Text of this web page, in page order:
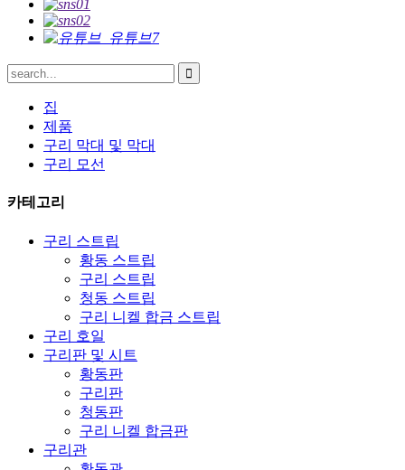
집
제품
구리 막대 및 막대
구리 모선
카테고리
구리 스트립
황동 스트립
구리 스트립
청동 스트립
구리 니켈 합금 스트립
구리 호일
구리판 및 시트
황동판
구리판
청동판
구리 니켈 합금판
구리관